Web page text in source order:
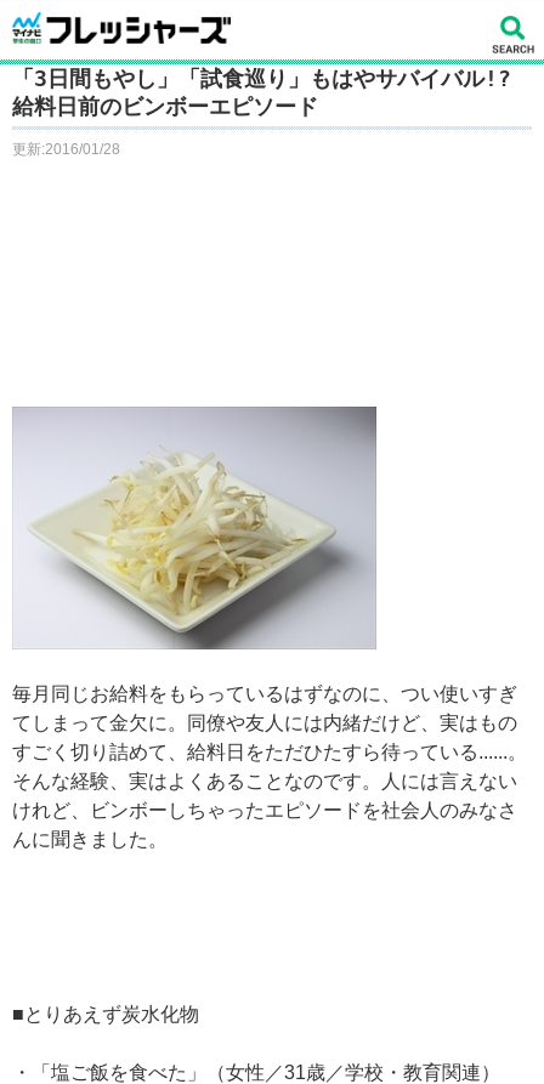
「3日間もやし」「試食巡り」もはやサバイバル!?
給料日前のビンボーエピソード
更新:2016/01/28
毎月同じお給料をもらっているはずなのに、つい使いすぎ
てしまって金欠に。同僚や友人には内緒だけど、実はもの
すごく切り詰めて、給料日をただひたすら待っている......。
そんな経験、実はよくあることなのです。人には言えない
けれど、ビンボーしちゃったエピソードを社会人のみなさ
んに聞きました。
■とりあえず炭水化物
・「塩ご飯を食べた」（女性／31歳／学校・教育関連）